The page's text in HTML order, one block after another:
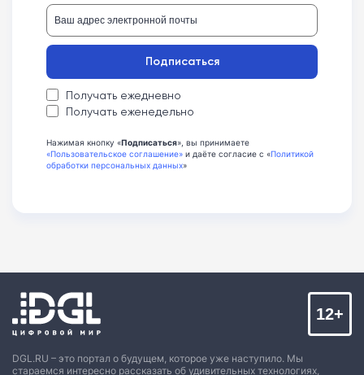
Получать ежедневно
Получать еженедельно
Подписаться
Нажимая кнопку «Подписаться», вы принимаете
«Пользовательское соглашение» и даёте согласие с «Политикой
обработки персональных данных»
DGL.RU – это портал о будущем, которое уже наступило. Мы
стараемся интересно рассказать об удивительных технологиях,
12+